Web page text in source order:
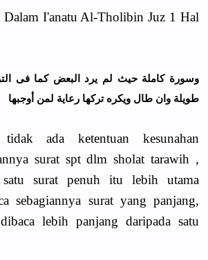
Dalam I'anatu Al-Tholibin Juz 1 Hal
ﻭﺳﻮﺭﺓ ﻛﺎﻣﻠﺔ ﺣﻴﺚ ﻟﻢ ﻳﺮﺩ ﺍﻟﺒﻌﺾ ﻛﻤﺎ ﻓﻰ
ﻃﻮﻳﻠﺔ ﻭﺍﻥ ﻃﺎﻝ ﻭﻳﻜﺮﻩ ﺗﺮﻛﻬﺎ ﺭﻋﺎﻳﺔ ﻟﻤﻦ ﺃﻭﺟﺒﻬﺎ
ada ketentuan kesunahan
surat spt dlm sholat tarawih ,
satu surat penuh itu lebih utama
sebagiannya surat yang panjang,
lebih panjang daripada satu